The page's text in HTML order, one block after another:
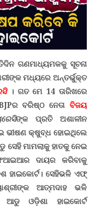
ଗଣମାଧ୍ୟମକକୁ ସୂଚନା
ମଧ୍ୟରେ ଅନ୍ତର୍ଭୁକ୍ତ
। ଗତ ମେ 14 ତାରିଖରେ
ର ବରିଷ୍ଠ ନେତା ବିଜୟ
ଙ୍କ ପ୍ରତି ଅଶାଳୀନ
ଭୀଷଣ କ୍ଷୁବ୍ଧ ହୋଇଥିଲେ
ସେହି ମାମଲାକୁ ହାତକୁ ନେଇ
ଦାୟର କରିବାକୁ
ହାଇକୋର୍ଟ। ସେହିଭଳି ଏଫ୍
ଆତ୍ମଦାହ ଭଳି
ଓଡ଼ିଶା ହାଇକୋର୍ଟ